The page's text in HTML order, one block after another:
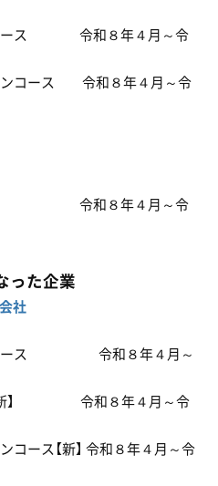
コース 令和８年４月～令
ンコース 令和８年４月～令
ス 令和８年４月～令
った企業
社
コース 令和８年４月～
【新】 令和８年４月～令
コース【新】 令和８年４月～令